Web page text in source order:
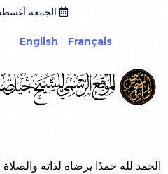
الجمعة أغسطس 7,
Français
English
الحمد لله حمدًا يرضاه لذاته